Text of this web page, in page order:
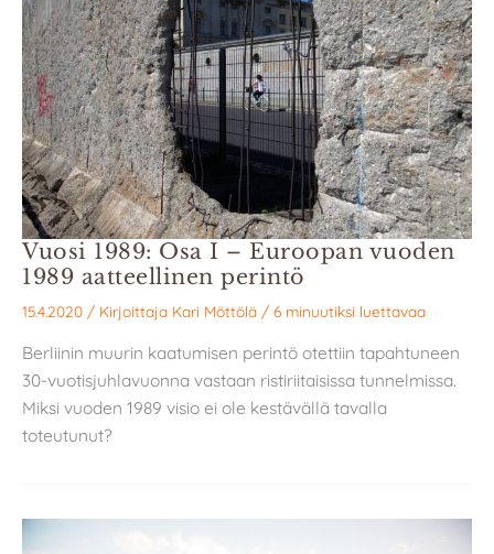
Vuosi 1989: Osa I – Euroopan vuoden
1989 aatteellinen perintö
15.4.2020 / Kirjoittaja Kari Möttölä / 6 minuutiksi luettavaa
Berliinin muurin kaatumisen perintö otettiin tapahtuneen
30-vuotisjuhlavuonna vastaan ristiriitaisissa tunnelmissa.
Miksi vuoden 1989 visio ei ole kestävällä tavalla
toteutunut?